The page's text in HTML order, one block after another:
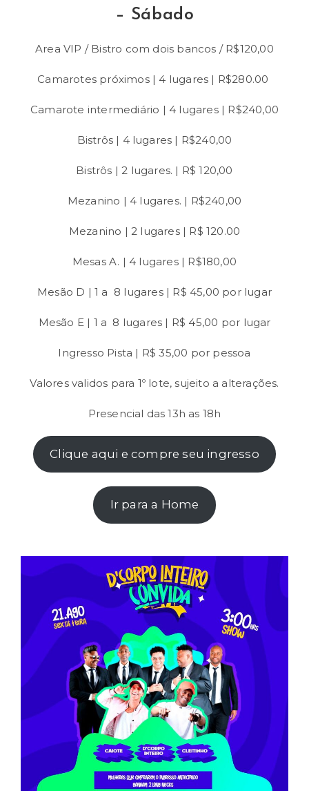
– Sábado
Area VIP / Bistro com dois bancos / R$120,00
Camarotes próximos | 4 lugares | R$280.00
Camarote intermediário | 4 lugares | R$240,00
Bistrôs | 4 lugares | R$240,00
Bistrôs | 2 lugares. | R$ 120,00
Mezanino | 4 lugares. | R$240,00
Mezanino | 2 lugares | R$ 120.00
Mesas A. | 4 lugares | R$180,00
Mesão D | 1 a 8 lugares | R$ 45,00 por lugar
Mesão E | 1 a 8 lugares | R$ 45,00 por lugar
Ingresso Pista | R$ 35,00 por pessoa
Valores validos para 1º lote, sujeito a alterações.
Presencial das 13h as 18h
Clique aqui e compre seu ingresso
Ir para a Home